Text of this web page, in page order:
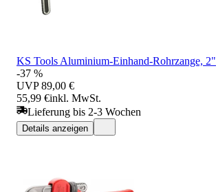
KS Tools Aluminium-Einhand-Rohrzange, 2"
-37 %
UVP 89,00 €
55,99 €inkl. MwSt.
Lieferung bis 2-3 Wochen
Details anzeigen